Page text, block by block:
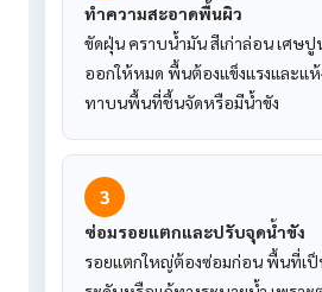
ทำความสะอาดพื้นผิว
ขัดฝุ่น คราบน้ำมัน สีเก่าล่อน เศษปู
ออกให้หมด พื้นต้องแข็งแรงและแห้
ทาบนพื้นที่ชื้นจัดหรือมีน้ำขัง
3
ซ่อมรอยแตกและปรับจุดน้ำขัง
รอยแตกใหญ่ต้องซ่อมก่อน พื้นที่เป็